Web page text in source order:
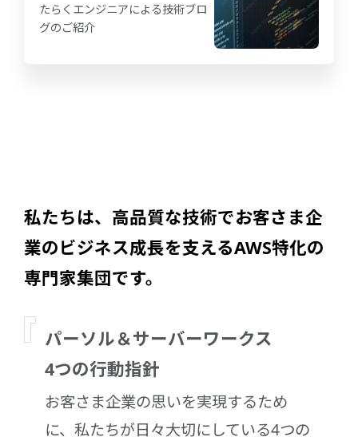
たらくエンジニアによる技術ブロ
グのご紹介
私たちは、高品質な技術でお客さま企
業のビジネス成長を支えるAWS特化の
専門家集団です。
パーソル＆サーバーワークス
4つの行動指針
お客さま企業の思いを実現するため
に、私たちが日々大切にしている4つの